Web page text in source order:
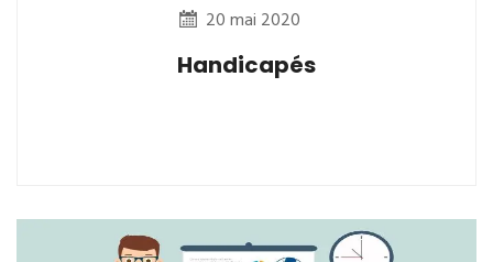
20 mai 2020
Handicapés